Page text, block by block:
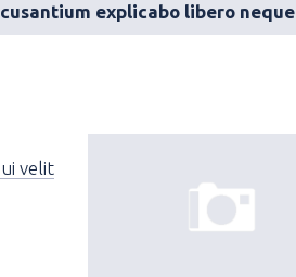
explicabo libero neque
velit